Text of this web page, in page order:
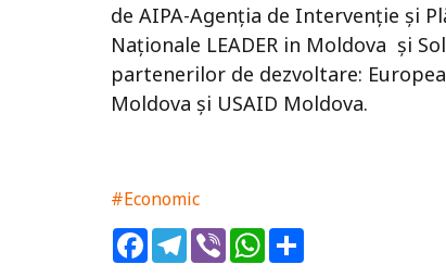
de AIPA-Agenția de Intervenție și
Naționale LEADER in Moldova și
partenerilor de dezvoltare:
Moldova și USAID Moldova.
#Economic
FacebookTelegram
ViberWhatsApp